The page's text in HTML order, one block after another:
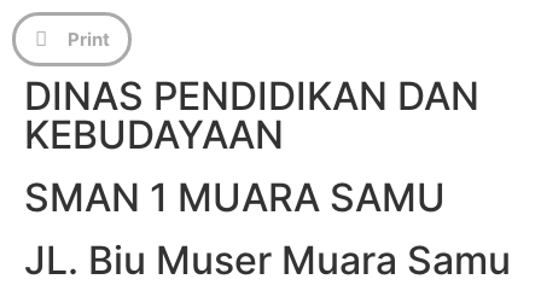
DINAS PENDIDIKAN DAN
KEBUDAYAAN
SMAN 1 MUARA SAMU
JL. Biu Muser Muara Samu
Print